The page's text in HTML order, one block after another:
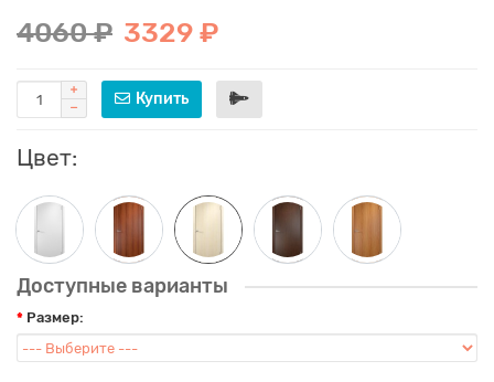
4060 ₽ 3329 ₽
Купить
Цвет:
Доступные варианты
Размер: